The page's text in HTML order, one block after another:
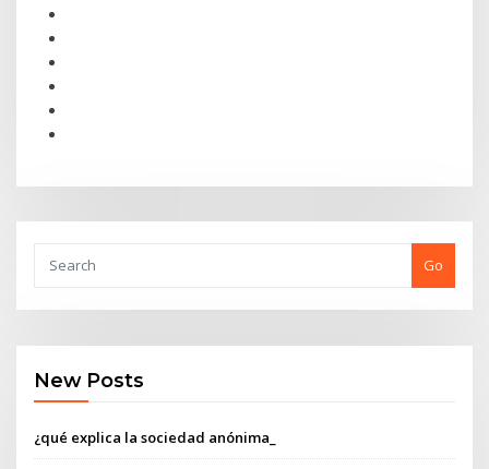
Go
New Posts
¿qué explica la sociedad anónima_